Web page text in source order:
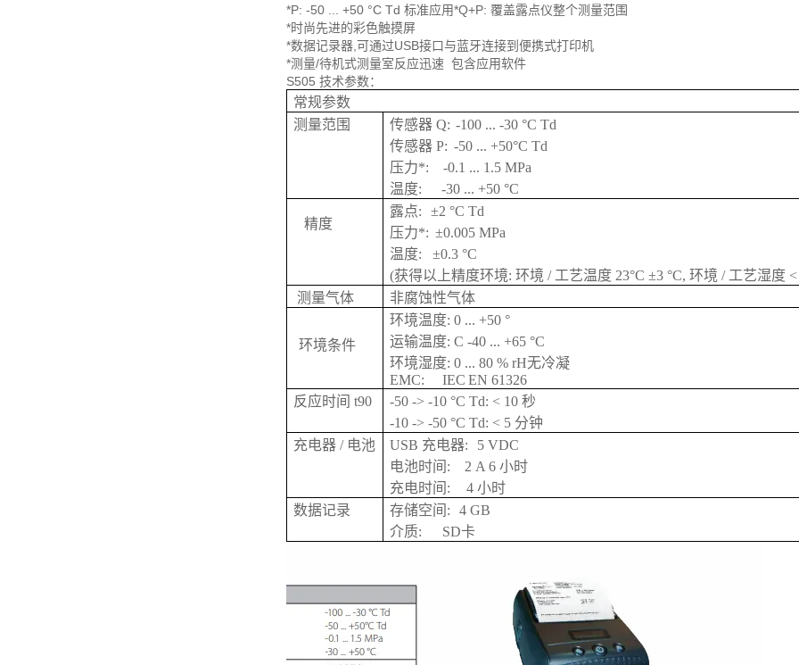
*P: -50 ... +50 °C Td 标准应用*Q+P: 覆盖露点仪整个测量范围
*时尚先进的彩色触摸屏
*数据记录器,可通过USB接口与蓝牙连接到便携式打印机
*测量/待机式测量室反应迅速 包含应用软件
S505 技术参数：
常规参数
测量范围
传感器 Q: -100 ... -30 °C Td
传感器 P: -50 ... +50°C Td
压力*:
-0.1 ... 1.5 MPa
温度:
-30 ... +50 °C
精度
露点:
±2 °C Td
压力*: ±0.005 MPa
温度: ±0.3 °C
(获得以上精度环境: 环境 / 工艺温度 23°C ±3 °C, 环境 / 工艺湿度
测量气体
非腐蚀性气体
环境条件
环境温度: 0 ... +50 °
运输温度: C -40 ... +65 °C
环境湿度: 0 ... 80 % rH无冷凝
EMC:
IEC EN 61326
反应时间 t90
-50 -> -10 °C Td: < 10 秒
-10 -> -50 °C Td: < 5 分钟
充电器 / 电池
USB 充电器:
5 VDC
电池时间:
2 A 6 小时
充电时间:
4 小时
数据记录
存储空间:
4 GB
介质:
SD卡